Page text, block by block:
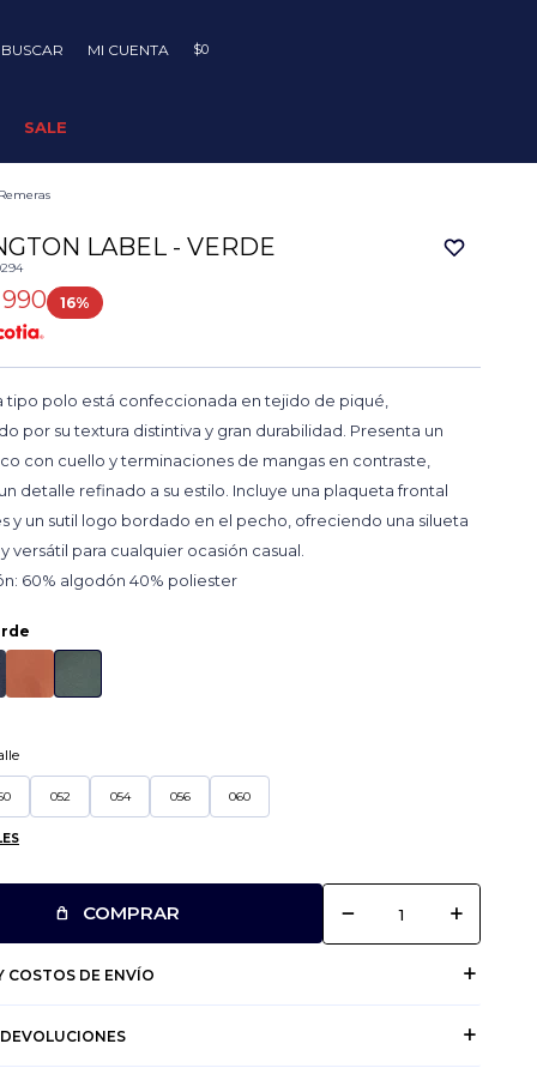
SALE
$0
LABEL - VERDE
990 16
tipo polo está confeccionada en tejido de piqué,
por su textura distintiva y gran durabilidad. Presenta un
con cuello y terminaciones de mangas en contraste,
detalle refinado a su estilo. Incluye una plaqueta frontal
y un sutil logo bordado en el pecho, ofreciendo una silueta
versátil para cualquier ocasión casual.
60% algodón 40% poliester
052 054 056 060
COMPRAR remove add
COSTOS DE ENVÍO